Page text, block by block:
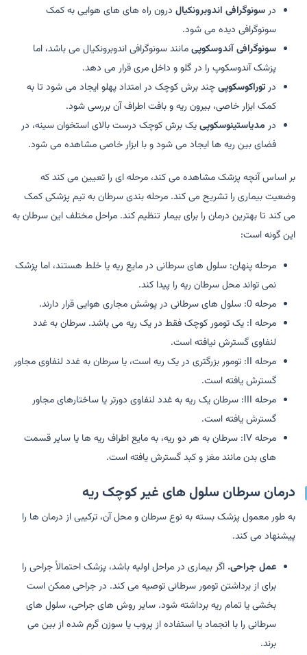
درسونوگرافی اندوبرونکیال درون راه های های هوایی به کمک
سونوگرافی دیده می شود.
سونوگرافی آندوسکوپیمانند سونوگرافی اندوبرونکیال می باشد، اما
پزشک آندوسکوپ را در گلو و داخل مری قرار می دهد.
درتوراکوسکوپیچند برش کوچک در امتداد پهلو ایجاد می شود تا به
کمک ابزار خاصی، بیرون ریه و بافت اطراف آن بررسی شود.
در مدیاستینوسکوپییک برش کوچک درست بالای استخوان سینه، در
فضای بین ریه ها ایجاد می شود و با ابزار خاصی مشاهده می شود.
بر اساس آنچه پزشک مشاهده می کند، مرحله ای را تعیین می کند که
وضعیت بیماری را تشریح می کند. مرحله بندی سرطان به تیم پزشکی کمک
می کند تا بهترین درمان را برای بیمار تنظیم کند. مراحل مختلف این سرطان به
این گونه است:
مرحله پنهان: سلول های سرطانی در مایع ریه یا خلط هستند، اما پزشک
نمی تواند محل سرطان ریه را پیدا کند.
مرحله 0: سلول های سرطانی در پوشش مجاری هوایی قرار دارند.
مرحله I: یک تومور کوچک فقط در یک ریه می باشد. سرطان به غدد
لنفاوی گسترش نیافته است.
مرحله II: تومور بزرگتری در یک ریه است، یا سرطان به غدد لنفاوی مجاور
گسترش یافته است.
مرحله III: سرطان یک ریه به غدد لنفاوی دورتر یا ساختارهای مجاور
گسترش یافته است.
مرحله IV: سرطان به هر دو ریه، به مایع اطراف ریه ها یا سایر قسمت
های بدن مانند مغز و کبد گسترش یافته است.
درمان سرطان سلول های غیر کوچک ریه
به طور معمول پزشک بسته به نوع سرطان و محل آن، ترکیبی از درمان ها را
پیشنهاد می کند.
عمل جراحی. اگر بیماری در مراحل اولیه باشد، پزشک احتمالاً جراحی را
برای از برداشتن تومور سرطانی توصیه می کند. در جراحی ممکن است
بخشی یا تمام ریه برداشته شود. سایر روش های جراحی، سلول های
سرطانی را با انجماد یا استفاده از پروب یا سوزن گرم شده از بین می
برند.